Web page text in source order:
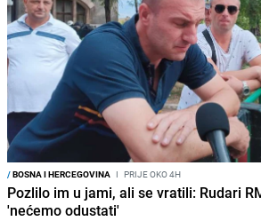
/BOSNA I HERCEGOVINA I PRIJE OKO 4H
Pozlilo im u jami, ali se vratili: Rudari
'nećemo odustati'